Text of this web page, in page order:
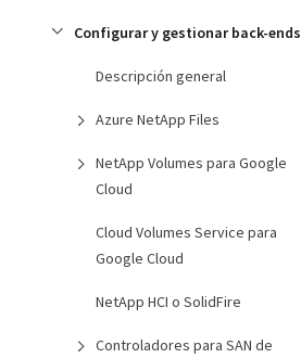
Configurar y gestionar back-ends
Descripción general
Azure NetApp Files
NetApp Volumes para Google
Cloud
Cloud Volumes Service para
Google Cloud
NetApp HCI o SolidFire
Controladores para SAN de